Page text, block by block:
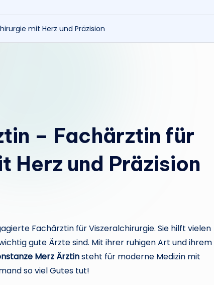
t
a
n
mit Herz und Präzision
– Fachärztin für
Herz und Präzision
Fachärztin für Viszeralchirurgie. Sie hilft vielen
gute Ärzte sind. Mit ihrer ruhigen Art und ihrem
Merz Ärztinsteht für moderne Medizin mit
so viel Gutes tut!